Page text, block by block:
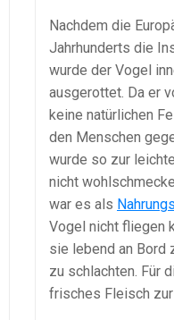
Nachdem die
Jahrhunderts die
wurde der Vogel
ausgerottet. Da er
keine natürlichen
den Menschen
wurde so zur
nicht
war es als
Vogel nicht fliegen
sie lebend an Bord
zu schlachten. Für
frisches Fleisch